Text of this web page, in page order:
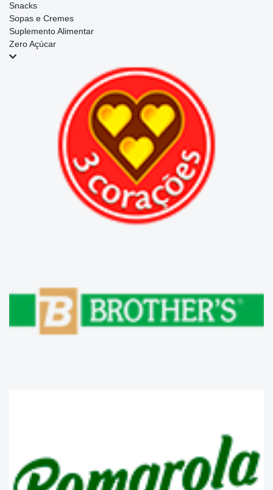
Snacks
Sopas e Cremes
Suplemento Alimentar
Zero Açúcar